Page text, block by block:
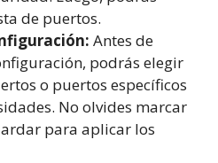
de puertos.
Antes de
podrás elegir
o puertos específicos
No olvides marcar
para aplicar los